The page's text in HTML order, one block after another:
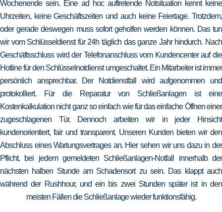
Wochenende sein. Eine ad hoc auftretende Notsituation kennt keine
Uhrzeiten, keine Geschäftszeiten und auch keine Feiertage. Trotzdem,
oder gerade deswegen muss sofort geholfen werden können. Das tun
wir vom Schlüsseldienst für 24h täglich das ganze Jahr hindurch. Nach
Geschäftsschluss wird der Telefonanschluss vom Kundencenter auf die
Hotline für den Schlüsselnotdienst umgeschaltet. Ein Mitarbeiter ist immer
persönlich ansprechbar. Der Notdienstfall wird aufgenommen und
protokolliert. Für die Reparatur von Schließanlagen ist eine
Kostenkalkulation nicht ganz so einfach wie für das einfache Öffnen einer
zugeschlagenen Tür. Dennoch arbeiten wir in jeder Hinsicht
kundenorientiert, fair und transparent. Unseren Kunden bieten wir den
Abschluss eines Wartungsvertrages an. Hier sehen wir uns dazu in der
Pflicht, bei jedem gemeldeten Schließanlagen-Notfall innerhalb der
nächsten halben Stunde am Schadensort zu sein. Das klappt auch
während der Rushhour, und ein bis zwei Stunden später ist in den
meisten Fällen die Schließanlage wieder funktionsfähig.